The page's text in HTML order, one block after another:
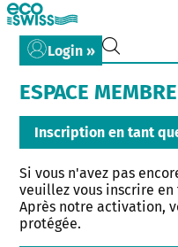
ESPACE MEMBRE
Inscription en tant
Si vous n'avez pas
veuillez vous inscrire
Après notre activation,
protégée.
Login »